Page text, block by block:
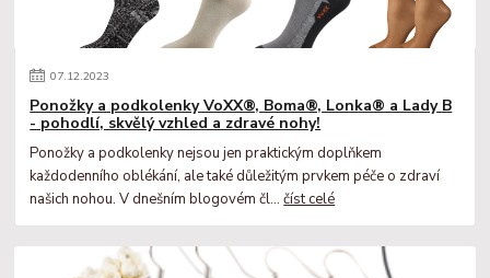
07.12.2023
Ponožky a podkolenky VoXX®, Boma®, Lonka® a Lady B
- pohodlí, skvělý vzhled a zdravé nohy!
Ponožky a podkolenky nejsou jen praktickým doplňkem
každodenního oblékání, ale také důležitým prvkem péče o zdraví
našich nohou. V dnešním blogovém čl...číst celé